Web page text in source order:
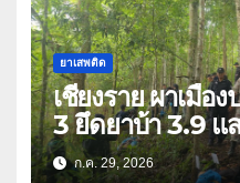
ยาเสพติด
เชียงราย ผาเมือ
3 ยึดยาบ้า 3.9 แ
ก.ค. 29, 2026